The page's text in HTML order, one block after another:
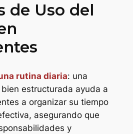
de Uso del
rutina diaria: una
estructurada ayuda a
a organizar su tiempo
asegurando que
y